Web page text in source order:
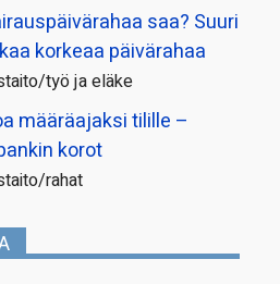
saa? Suuri
korkeaa päivärahaa
työ ja eläke
määräajaksi tilille –
korot
rahat